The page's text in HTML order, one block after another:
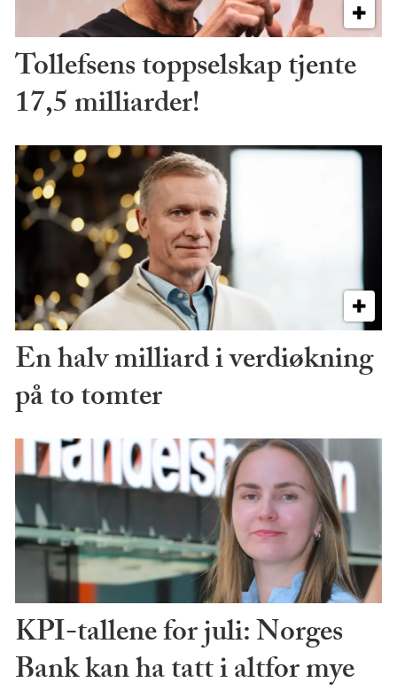
Tollefsens toppselskap tjente
17,5 milliarder!
En halv milliard i verdiøkning
på to tomter
KPI-tallene for juli: Norges
Bank kan ha tatt i altfor mye